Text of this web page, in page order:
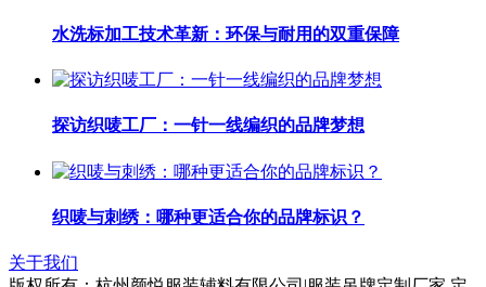
水洗标加工技术革新：环保与耐用的双重保障
探访织唛工厂：一针一线编织的品牌梦想
织唛与刺绣：哪种更适合你的品牌标识？
关于我们